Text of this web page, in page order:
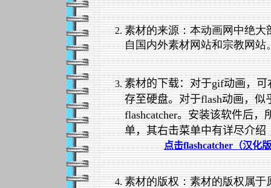
素材的来源：本动画网中绝
自国内外素材网站和宗教网站
素材的下载：对于gif动画，可
存至硬盘。对于flash动画，
flashcatcher。安装该软件后
单，其右击菜单中有详尽介绍
点击flashcatcher（汉化
素材的版权：素材的版权属